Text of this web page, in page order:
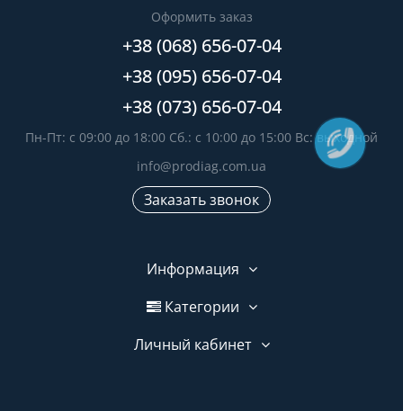
Оформить заказ
+38 (068) 656-07-04
+38 (095) 656-07-04
+38 (073) 656-07-04
Пн-Пт: с 09:00 до 18:00 Сб.: с 10:00 до 15:00 Вс: выходной
info@prodiag.com.ua
Заказать звонок
Информация
Категории
Личный кабинет